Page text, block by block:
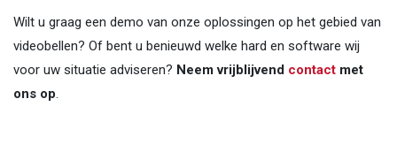
Wilt u graag een demo van onze oplossingen op het gebied van
videobellen? Of bent u benieuwd welke hard en software wij
voor uw situatie adviseren? Neem vrijblijvend contact met
ons op.